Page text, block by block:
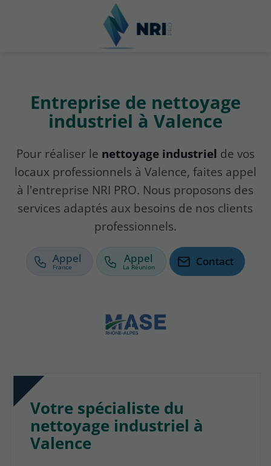
Entreprise de nettoyage
industriel à Valence
Pour réaliser le nettoyage industriel de vos
locaux professionnels à Valence, faites appel
à l'entreprise NRI PRO. Nous proposons des
services adaptés aux besoins de nos clients
professionnels.
Appel Appel Contact
Votre spécialiste du
nettoyage industriel à
Valence